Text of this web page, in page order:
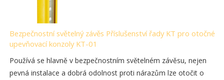
Bezpečnostní světelný závěs Příslušenství řady KT pro otočné
upevňovací konzoly KT-01
Používá se hlavně v bezpečnostním světelném závěsu, nejen
pevná instalace a dobrá odolnost proti nárazům lze otočit o